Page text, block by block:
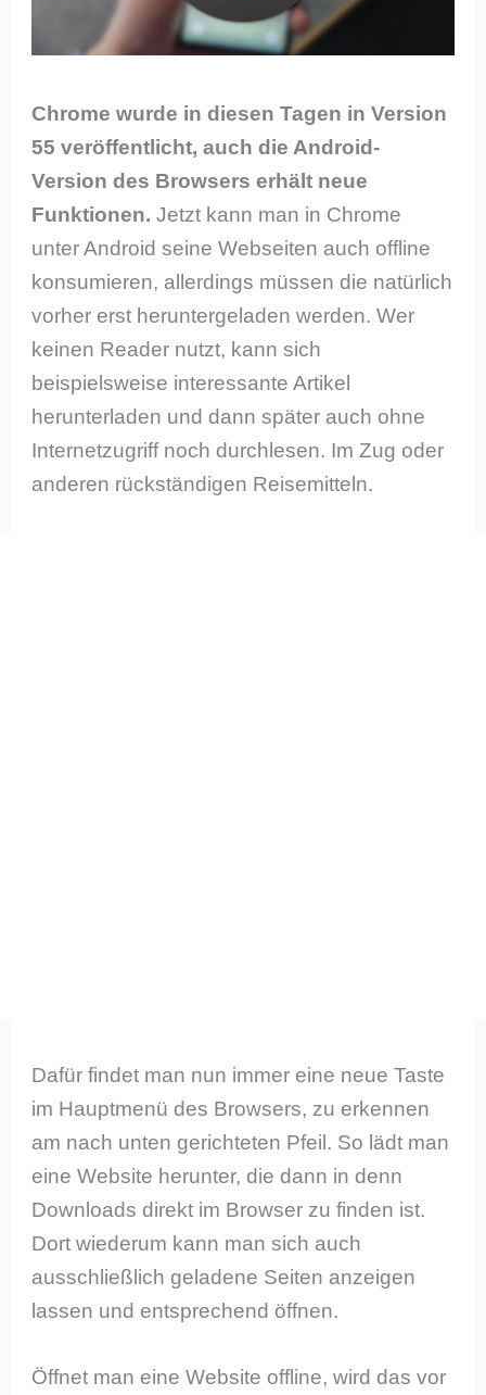
Chrome wurde in diesen Tagen in Version
55 veröffentlicht, auch die Android-
Version des Browsers erhält neue
Funktionen.Jetzt kann man in Chrome
unter Android seine Webseiten auch offline
konsumieren, allerdings müssen die natürlich
vorher erst heruntergeladen werden. Wer
keinen Reader nutzt, kann sich
beispielsweise interessante Artikel
herunterladen und dann später auch ohne
Internetzugriff noch durchlesen. Im Zug oder
anderen rückständigen Reisemitteln.
Dafür findet man nun immer eine neue Taste
im Hauptmenü des Browsers, zu erkennen
am nach unten gerichteten Pfeil. So lädt man
eine Website herunter, die dann in denn
Downloads direkt im Browser zu finden ist.
Dort wiederum kann man sich auch
ausschließlich geladene Seiten anzeigen
lassen und entsprechend öffnen.
Öffnet man eine Website offline, wird das vor